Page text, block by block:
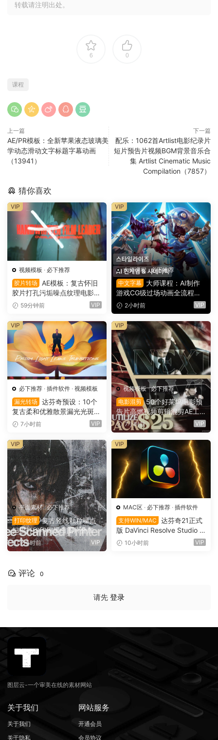
转载请注明出处。
6 0
课程
上一篇
AE/PR模板：全新苹果液态玻璃美
学动态滑动文字标题字幕动画
（13941）
下一篇
配乐：1062首Artlist电影纪录片
短片预告片视频BGM背景音乐合
集 Artlist Cinematic Music
Compilation（7857）
猜你喜欢
视频模板 · 必下推荐
胶片转场
AE模板：复古怀旧
胶片打孔污垢噪点纹理电影帧
叠加电影短片剪辑转场过渡
59分钟前 VIP
VIP
大师课程 ·必下推荐
中文字幕
大师课程：AI制作
游戏CG级过场动画全流程视
频课程 中文字幕（16149）
2小时前 VIP
VIP
必下推荐 · 插件软件 · 视频模板
漏光转场 达芬奇预设：10个
复古柔和优雅散景漏光光斑划
痕纹理叠加4K无缝转场过渡
7小时前 VIP
VIP
视频模板·必下推荐
电影混剪
50个好莱坞电影预
告片高燃视频剪辑混剪AE工
程项目文件+AE预设+叠加层
+视频教程 UTILIZE NEXTLV
L PACK（16780）
7小时前 VIP
VIP
平面素材·必下推荐
打印纹理
复古竖线颗粒噪点
扫描打印印刷黑白图片叠加滤
镜PAT 图案纹理+PS动作+GR
D 渐变预设 Züli – +10 Scann
9）
7小时前 VIP
VIP
MAC区 · 必下推荐 · 插件软件
支持WIN/MAC
达芬奇21正式
版 DaVinci Resolve Studio 2
1.0.4 支持Win/Mac（9736）
10小时前 VIP
VIP
评论 0
请先 登录
图层云-一个审美在线的素材网站
关于我们
关于我们
关于隐私
网站服务
开通会员
会员协议